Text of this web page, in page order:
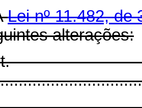
Lei nº 11.482, de
alterações: